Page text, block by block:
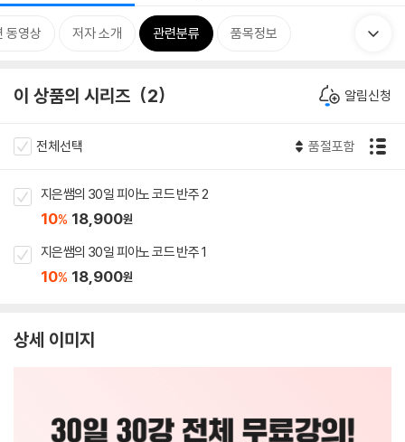
동영상 저자 소개 관련분류 품목정보
이 상품의 시리즈 2 알림신청
전체선택 품절포함
지은쌤의 30일 피아노 코드 반주 2
10% 18,900원
지은쌤의 30일 피아노 코드 반주 1
10% 18,900원
상세 이미지